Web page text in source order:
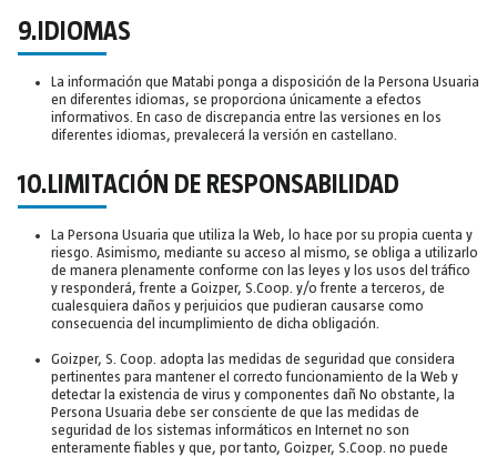
9.IDIOMAS
La información que Matabi ponga a disposición de la Persona Usuaria
en diferentes idiomas, se proporciona únicamente a efectos
informativos. En caso de discrepancia entre las versiones en los
diferentes idiomas, prevalecerá la versión en castellano.
10.LIMITACIÓN DE RESPONSABILIDAD
La Persona Usuaria que utiliza la Web, lo hace por su propia cuenta y
riesgo. Asimismo, mediante su acceso al mismo, se obliga a utilizarlo
de manera plenamente conforme con las leyes y los usos del tráfico
y responderá, frente a Goizper, S.Coop. y/o frente a terceros, de
cualesquiera daños y perjuicios que pudieran causarse como
consecuencia del incumplimiento de dicha obligación.
Goizper, S. Coop. adopta las medidas de seguridad que considera
pertinentes para mantener el correcto funcionamiento de la Web y
detectar la existencia de virus y componentes dañ No obstante, la
Persona Usuaria debe ser consciente de que las medidas de
seguridad de los sistemas informáticos en Internet no son
enteramente fiables y que, por tanto, Goizper, S.Coop. no puede